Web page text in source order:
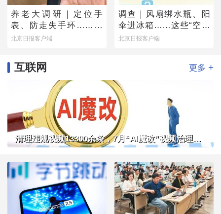
养老大调研｜定位手
表、防走失手环……老
人为何不愿用？
北京日报客户端
调查｜风扇绑水瓶、阳
伞进冰箱……这些“空调
平替”管用吗？
北京日报客户端
互联网 更多 +
清理违规视频13300余条，7月“AI魔改”视频治理成果公布